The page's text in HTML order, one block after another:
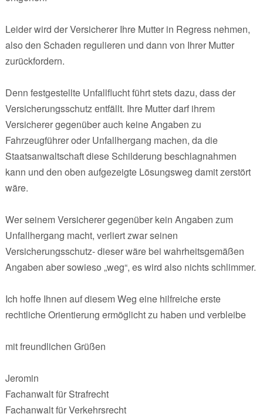
Leider wird der Versicherer Ihre Mutter in Regress nehmen,
also den Schaden regulieren und dann von Ihrer Mutter
zurückfordern.
Denn festgestellte Unfallflucht führt stets dazu, dass der
Versicherungsschutz entfällt. Ihre Mutter darf ihrem
Versicherer gegenüber auch keine Angaben zu
Fahrzeugführer oder Unfallhergang machen, da die
Staatsanwaltschaft diese Schilderung beschlagnahmen
kann und den oben aufgezeigte Lösungsweg damit zerstört
wäre.
Wer seinem Versicherer gegenüber kein Angaben zum
Unfallhergang macht, verliert zwar seinen
Versicherungsschutz- dieser wäre bei wahrheitsgemäßen
Angaben aber sowieso „weg“, es wird also nichts schlimmer.
Ich hoffe Ihnen auf diesem Weg eine hilfreiche erste
rechtliche Orientierung ermöglicht zu haben und verbleibe
mit freundlichen Grüßen
Jeromin
Fachanwalt für Strafrecht
Fachanwalt für Verkehrsrecht